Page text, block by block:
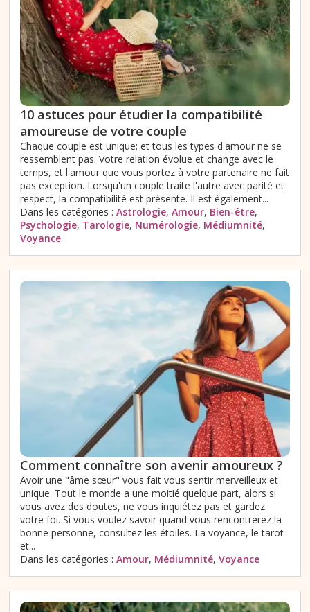
10 astuces pour étudier la compatibilité
amoureuse de votre couple
Chaque couple est unique; et tous les types d'amour ne se
ressemblent pas. Votre relation évolue et change avec le
temps, et l'amour que vous portez à votre partenaire ne fait
pas exception. Lorsqu'un couple traite l'autre avec parité et
respect, la compatibilité est présente. Il est également...
Dans les catégories : Astrologie, Amour, Bien-être,
Psychologie, Tarologie, Numérologie, Médiumnité,
Voyance
Comment connaître son avenir amoureux ?
Avoir une "âme sœur" vous fait vous sentir merveilleux et
unique. Tout le monde a une moitié quelque part, alors si
vous avez des doutes, ne vous inquiétez pas et gardez
votre foi. Si vous voulez savoir quand vous rencontrerez la
bonne personne, consultez les étoiles. La voyance, le tarot
et...
Dans les catégories : Amour, Médiumnité, Voyance